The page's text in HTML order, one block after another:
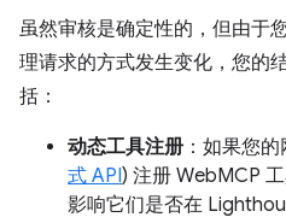
虽然审核是确定性的，但由于
理请求的方式发生变化，您的
括：
动态工具注册 ：如果您
式 API) 注册 WebMCP
影响它们是否在